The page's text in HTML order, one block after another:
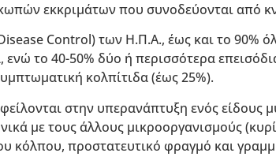
εκκριμάτων που συνοδεύονται από
Control) των Η.Π.Α., έως και το 90%
ενώ το 40-50% δύο ή περισσότερα
κολπίτιδα (έως 25%).
στην υπερανάπτυξη ενός
με τους άλλους μικροοργανισμούς
κόλπου, προστατευτικό φραγμό και